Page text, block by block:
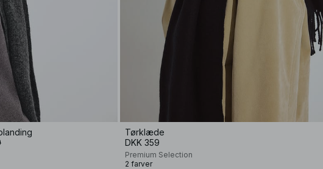
Tørklæde
DKK 359
Premium Selection
2 farver